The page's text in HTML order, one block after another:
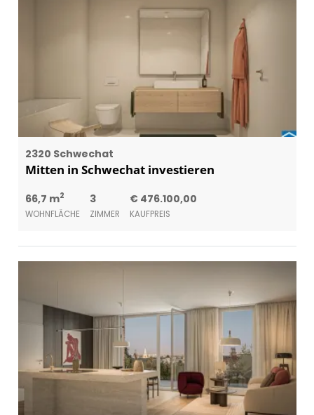
2320 Schwechat
Mitten in Schwechat investieren
66,7 m2
WOHNFLÄCHE
3
ZIMMER
€ 476.100,00
KAUFPREIS